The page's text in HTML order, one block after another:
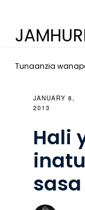
Tunaanzia
JANUARY 8,
2013
Hali
sasa